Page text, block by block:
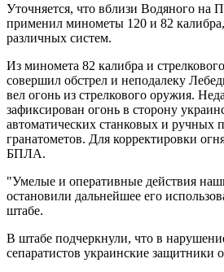
Уточняется, что вблизи Водяного на
применил минометы 120 и 82
различных систем.
Из миномета 82 калибра и
совершил обстрел и неподалеку
вел огонь из стрелкового оружия.
зафиксирован огонь в сторону
автоматических станковых и ручных
гранатометов. Для корректировки
БПЛА.
"Умелые и оперативные действия
остановили дальнейшее его
штабе.
В штабе подчеркнули, что в
сепаратистов украинские защитники